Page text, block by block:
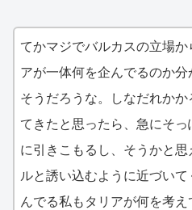
てかマジでバルカスの立場か
アが一体何を企んでるのか分
そうだろうな。しなだれかか
てきたと思ったら、急にそっ
に引きこもるし、そうかと思
ルと誘い込むように近づい
んでる私もタリアが何を考え